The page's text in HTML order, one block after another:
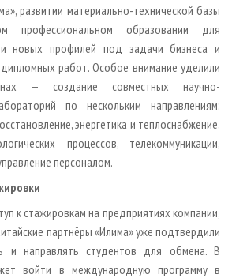
развитии материально-технической базы
профессиональном образовании для
новых профилей под задачи бизнеса и
работ. Особое внимание уделили
— создание совместных научно-
по нескольким направлениям:
энергетика и теплоснабжение,
процессов, телекоммуникации,
персоналом.
к стажировкам на предприятиях компании,
партнёры «Илима» уже подтвердили
и направлять студентов для обмена. В
войти в международную программу в